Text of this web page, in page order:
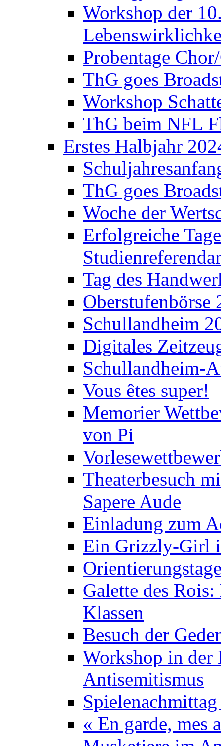
Workshop der
Probentage
ThG goes
Workshop
ThG beim NFL
Erstes Halbjahr
ThG goes
Woche der
Erfolgreiche
Tag des
Oberstufenbörse
Schullandheim
Digitales
Schullandheim-
Vous êtes super!
Memorier
von Pi
Theaterbesuch
Sapere Aude
Einladung zum
Ein Grizzly-Girl
Galette des
Klassen
Besuch der
Workshop in der
Antisemitismus
« En garde, mes